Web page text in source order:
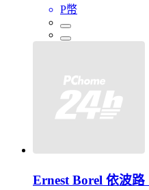
P幣
Ernest Borel 依波